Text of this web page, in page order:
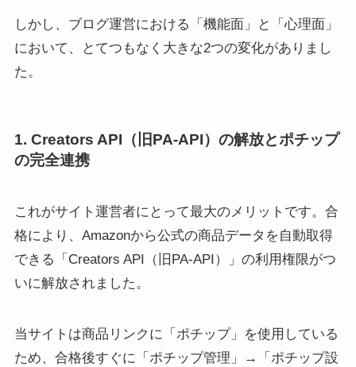
しかし、ブログ運営における「機能面」と「心理面」
において、とてつもなく大きな2つの変化がありまし
た。
1. Creators API（旧PA-API）の解放とポチップ
の完全連携
これがサイト運営者にとって最大のメリットです。合
格により、Amazonから公式の商品データを自動取得
できる「Creators API（旧PA-API）」の利用権限がつ
いに解放されました。
当サイトは商品リンクに「ポチップ」を使用している
ため、合格後すぐに「ポチップ管理」→「ポチップ設